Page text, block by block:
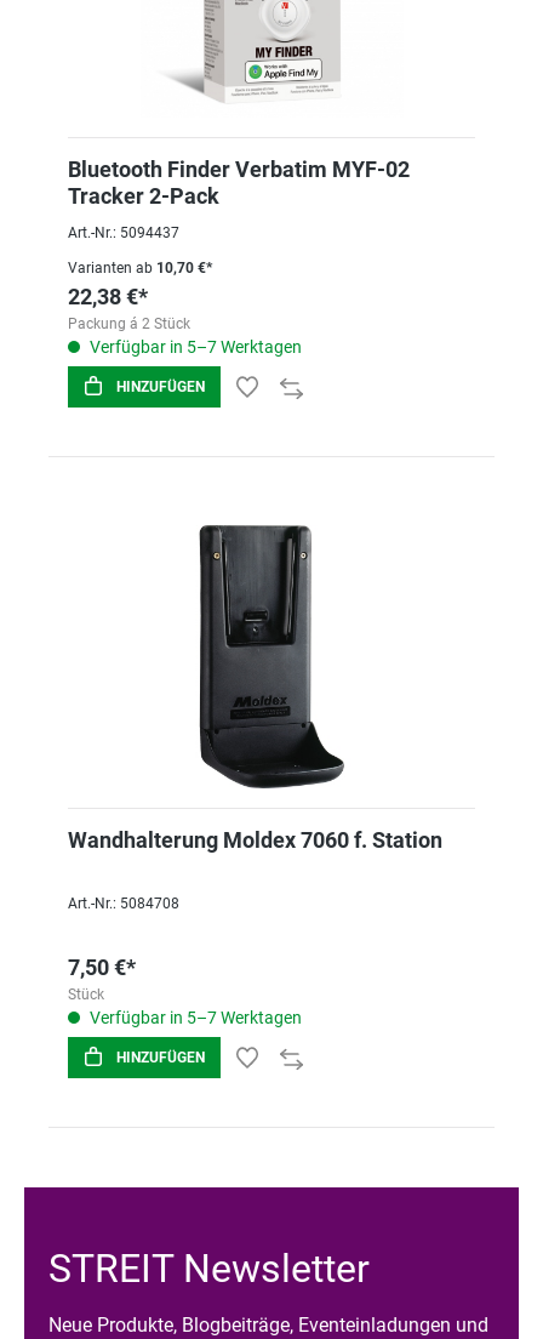
Bluetooth Finder Verbatim MYF-02
Tracker 2-Pack
Art.-Nr.: 5094437
Varianten ab 10,70 €*
22,38 €*
Packung á 2 Stück
Verfügbar in 5–7 Werktagen
HINZUFÜGEN
Wandhalterung Moldex 7060 f. Station
Art.-Nr.: 5084708
7,50 €*
Stück
Verfügbar in 5–7 Werktagen
HINZUFÜGEN
STREIT Newsletter
Neue Produkte, Blogbeiträge, Eventeinladungen und